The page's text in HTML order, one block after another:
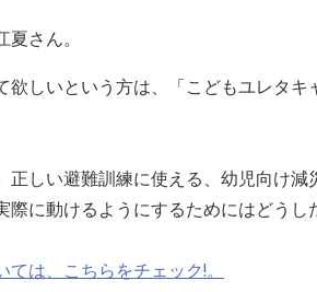
さん。
欲しいという方は、「こどもユレタ
しい避難訓練に使える、幼児向け
際に動けるようにするためにはどう
は、こちらをチェック!。